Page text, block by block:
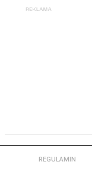
REGULAMIN